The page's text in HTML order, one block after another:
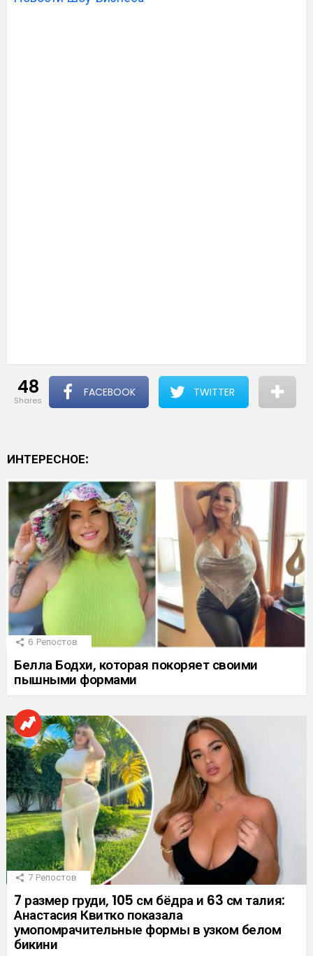
48
shares
FACEBOOK TWITTER
ИНТЕРЕСНОЕ:
6 Репостов
Белла Бодхи, которая покоряет своими
пышными формами
7 Репостов
7 размер груди, 105 см бёдра и 63 см талия:
Анастасия Квитко показала
умопомрачительные формы в узком белом
бикини